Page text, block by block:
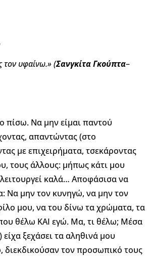
τον υφαίνω.»(Σανγκίτα Γκούπτα–
πίσω. Να μην είμαι παντού
απαντώντας (στο
με επιχειρήματα, τσεκάροντας
τους άλλους: μήπως κάτι μου
καλά… Αποφάσισα να
Να μην τον κυνηγώ, να μην τον
μου, να του δίνω τα χρώματα, τα
θέλω ΚΑΙ εγώ. Μα, τι θέλω; Μέσα
ξεχάσει τα αληθινά μου
διεκδικούσαν τον προσωπικό τους